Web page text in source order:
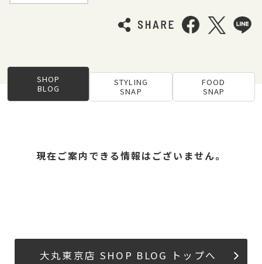
SHOP
BLOG
STYLING
SNAP
FOOD
SNAP
現在ご案内できる情報はございません。
大丸東京店 SHOP BLOG トップへ